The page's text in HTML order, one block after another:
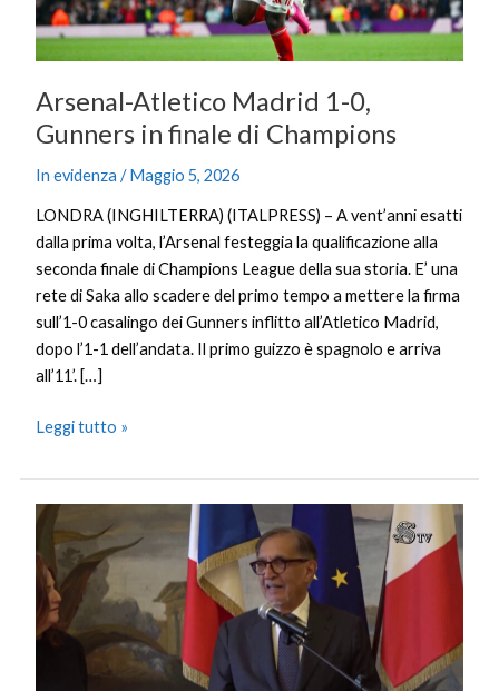
Arsenal-Atletico Madrid 1-0,
Gunners in finale di Champions
In evidenza /Maggio 5, 2026
LONDRA (INGHILTERRA) (ITALPRESS) – A vent’anni esatti
dalla prima volta, l’Arsenal festeggia la qualificazione alla
seconda finale di Champions League della sua storia. E’ una
rete di Saka allo scadere del primo tempo a mettere la firma
sull’1-0 casalingo dei Gunners inflitto all’Atletico Madrid,
dopo l’1-1 dell’andata. Il primo guizzo è spagnolo e arriva
all’11’. […]
Champions
Leggi tutto »
La
Russa
“Italia
Francia
devono
cercare